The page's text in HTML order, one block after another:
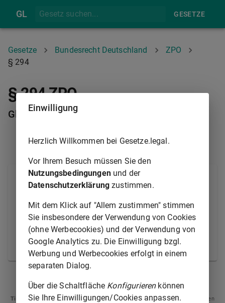
GL GESETZE
Gesetze Bundesrecht Deutschland
ZPO
§ 294
§ 294 ZPO
Glaubhaftmachung
(1) Wer eine tatsächliche Behauptung glaubhaft zu
machen hat, kann sich aller Beweismittel bedienen,
auch zur Versicherung an Eides statt zugelassen
werden.
(2) Eine Beweisaufnahme, die nicht sofort erfolgen
kann, ist unstatthaft.
Tipp
: Swipen Sie auf dem Bildschirm links oder rechts zur Navigation zwischen
Einwilligung
Herzlich Willkommen bei Gesetze.legal.
Vor Ihrem Besuch müssen Sie den
Nutzungsbedingungenund der
Datenschutzerklärung zustimmen.
Mit dem Klick auf "Allem zustimmen" stimmen
Sie insbesondere der Verwendung von Cookies
(ohne Werbecookies) und der Verwendung von
Google Analytics zu. Die Einwilligung bzgl.
Werbung und Werbecookies erfolgt in einem
separaten Dialog.
Über die Schaltfläche Konfigurierenkönnen
Sie Ihre Einwilligungen/Cookies anpassen.